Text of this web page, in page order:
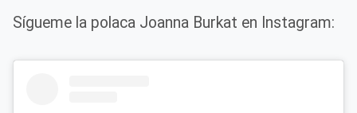
Sígueme la polaca Joanna Burkat en Instagram: